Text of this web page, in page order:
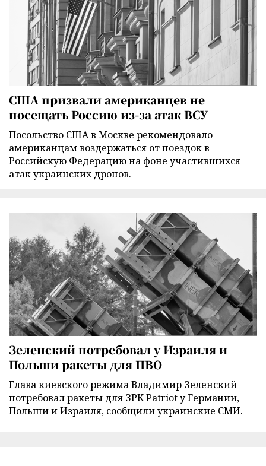
США призвали американцев не
посещать Россию из-за атак ВСУ
Посольство США в Москве рекомендовало
американцам воздержаться от поездок в
Российскую Федерацию на фоне участившихся
атак украинских дронов.
Зеленский потребовал у Израиля и
Польши ракеты для ПВО
Глава киевского режима Владимир Зеленский
потребовал ракеты для ЗРК Patriot у Германии,
Польши и Израиля, сообщили украинские СМИ.